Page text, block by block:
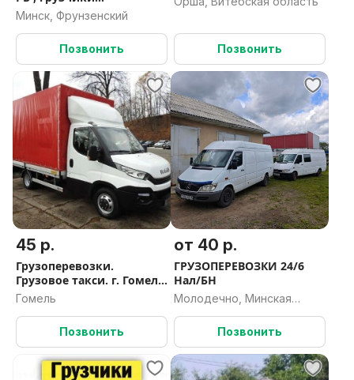
недорого,гидроборт
+рохля,от 1-8 тонн,10-40
куб.
Минск, Фрунзенский
Позвонить Позвонить
45 р.
Грузоперевозки.
Грузовое такси. г. Гомель
и РБ.
Гомель
Позвонить
от 40 р.
ГРУЗОПЕРЕВОЗКИ 24/6
Нал/БН
Молодечно, Минская
область
Позвонить